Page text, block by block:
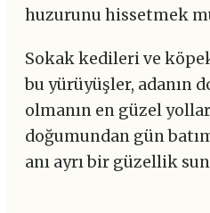
huzurunu hissetmek
Sokak kedileri ve
bu yürüyüşler, adanın
olmanın en güzel
doğumundan gün
anı ayrı bir güzellik